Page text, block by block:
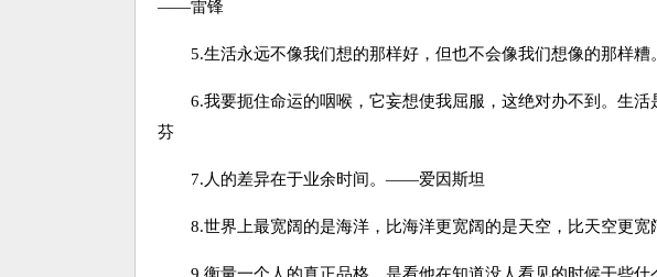
——雷锋
5.生活永远不像我们想的那样好，但也不会像我们想像的那样
6.我要扼住命运的咽喉，它妄想使我屈服，这绝对办不到。生
芬
7.人的差异在于业余时间。——爱因斯坦
8.世界上最宽阔的是海洋，比海洋更宽阔的是天空，比天空更